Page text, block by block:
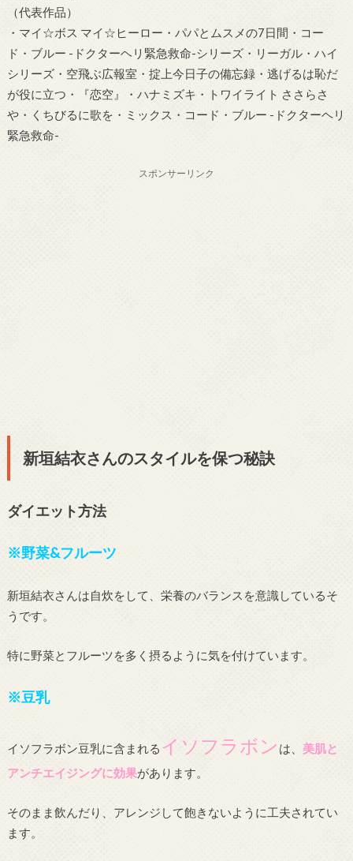
（代表作品）
・マイ☆ボス マイ☆ヒーロー・パパとムスメの7日間・コー
ド・ブルー -ドクターヘリ緊急救命-シリーズ・リーガル・ハイ
シリーズ・空飛ぶ広報室・掟上今日子の備忘録・逃げるは恥だ
が役に立つ・『恋空』・ハナミズキ・トワイライト ささらさ
や・くちびるに歌を・ミックス・コード・ブルー -ドクターヘリ
緊急救命-
スポンサーリンク
新垣結衣さんのスタイルを保つ秘訣
ダイエット方法
※野菜&フルーツ
新垣結衣さんは自炊をして、栄養のバランスを意識しているそ
うです。
特に野菜とフルーツを多く摂るように気を付けています。
※豆乳
イソフラボン豆乳に含まれる イソフラボン は、 美肌と
アンチエイジングに効果があります。
そのまま飲んだり、アレンジして飽きないように工夫されてい
ます。